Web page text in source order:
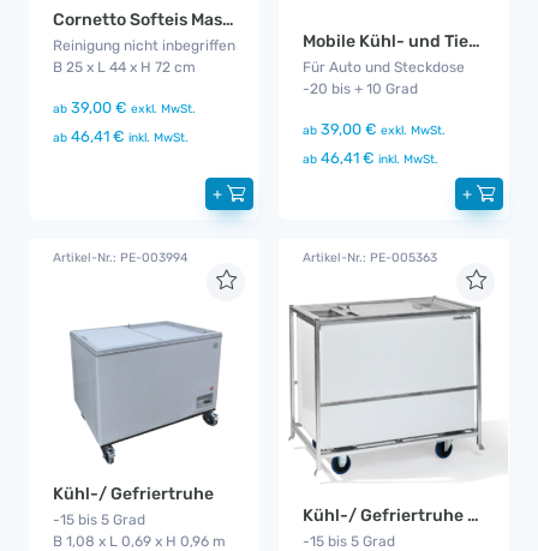
Cornetto Softeis Maschine
Reinigung nicht inbegriffen
B 25 x L 44 x H 72 cm
ab 39,00 € exkl. MwSt.
ab 46,41 € inkl. MwSt.
+
Mobile Kühl- und Tiefkühlbox
Für Auto und Steckdose
-20 bis + 10 Grad
ab 39,00 € exkl. MwSt.
ab 46,41 € inkl. MwSt.
+
Artikel-Nr.: PE-003994
Kühl-/ Gefriertruhe
-15 bis 5 Grad
B 1,08 x L 0,69 x H 0,96 m
Artikel-Nr.: PE-005363
Kühl-/ Gefriertruhe Gala
-15 bis 5 Grad